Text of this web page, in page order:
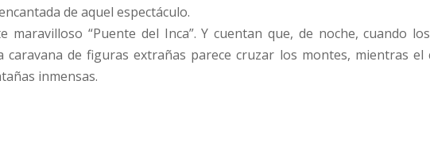
de aquel espectáculo.
maravilloso “Puente del Inca”. Y cuentan que, de noche, cuando
de figuras extrañas parece cruzar los montes, mientras el
inmensas.